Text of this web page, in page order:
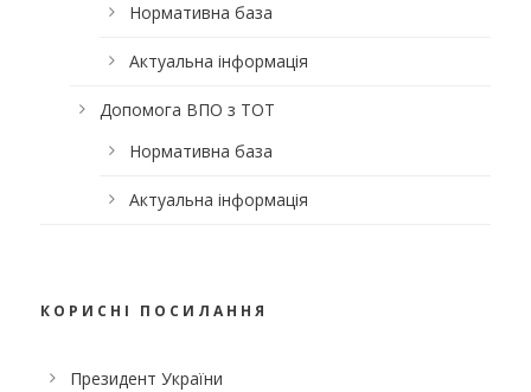
Нормативна база
Актуальна інформація
Допомога ВПО з ТОТ
Нормативна база
Актуальна інформація
КОРИСНІ ПОСИЛАННЯ
Президент України